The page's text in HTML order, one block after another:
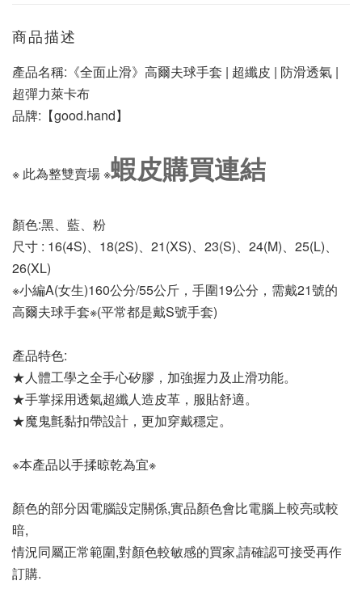
商品描述
產品名稱:《全面止滑》高爾夫球手套 | 超纖皮 | 防滑透氣 |
超彈力萊卡布
品牌:【good.hand】
※ 此為整雙賣場 ※蝦皮購買連結
顏色:黑、藍、粉
尺寸 : 16(4S)、18(2S)、21(XS)、23(S)、24(M)、25(L)、
26(XL)
※小編A(女生)160公分/55公斤，手圍19公分，需戴21號的
高爾夫球手套※(平常都是戴S號手套)
產品特色:
★人體工學之全手心矽膠，加強握力及止滑功能。
★手掌採用透氣超纖人造皮革，服貼舒適。
★魔鬼氈黏扣帶設計，更加穿戴穩定。
※本產品以手揉晾乾為宜※
顏色的部分因電腦設定關係,實品顏色會比電腦上較亮或較
暗,
情況同屬正常範圍,對顏色較敏感的買家,請確認可接受再作
訂購.